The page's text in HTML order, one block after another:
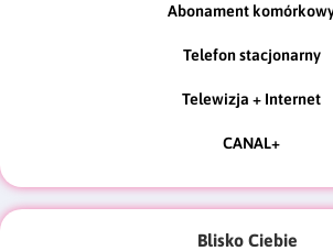
Abonament
Telefon stacjonarny
Telewizja + Internet
CANAL+
Blisko Ciebie